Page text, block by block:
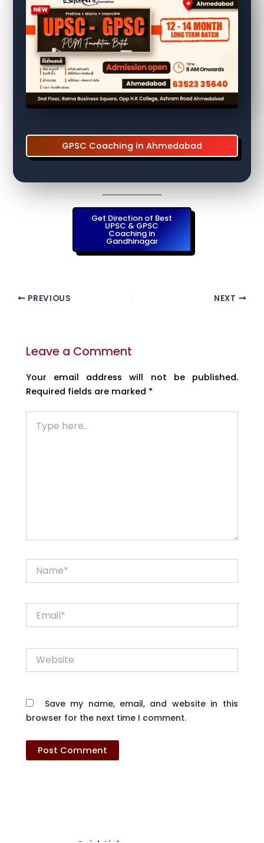
GPSC Coaching in Ahmedabad
Get Direction of Best
UPSC & GPSC
Coaching in
Gandhinagar
PREVIOUS NEXT
Leave a Comment
Your email address will not be published.
Required fields are marked *
here..
Website
Save my name, email, and website in this
browser for the next time I comment.